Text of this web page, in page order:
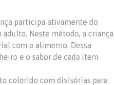
participa ativamente do
Neste método, a criança
com o alimento. Dessa
e o sabor de cada item
colorido com divisórias para